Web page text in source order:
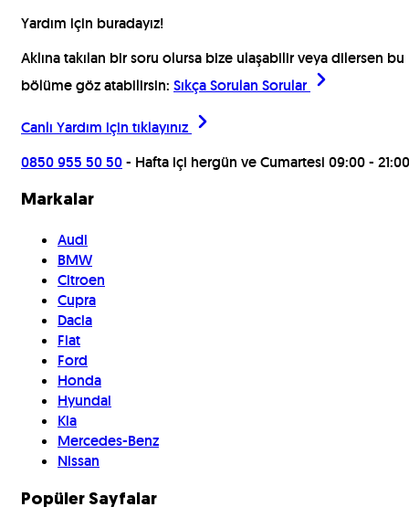
Yardım için buradayız!
Aklına takılan bir soru olursa bize ulaşabilir veya dilersen bu
bölüme göz atabilirsin: Sıkça Sorulan Sorular
Canlı Yardım için tıklayınız
0850 955 50 50- Hafta içi hergün ve Cumartesi 09:00 - 21:00
Markalar
Audi
BMW
Citroen
Cupra
Dacia
Fiat
Ford
Honda
Hyundai
Kia
Mercedes-Benz
Nissan
Popüler Sayfalar